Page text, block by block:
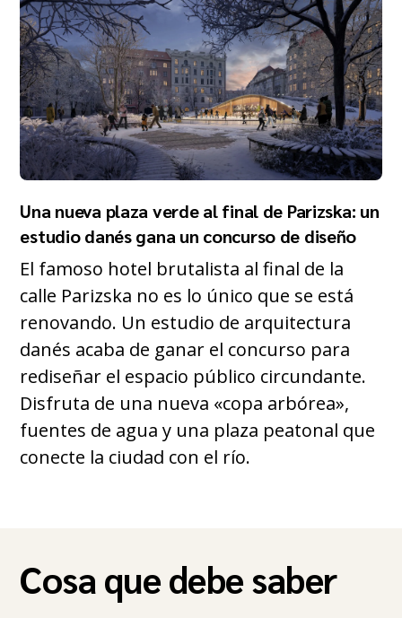
Una nueva plaza verde al final de Parizska: un
estudio danés gana un concurso de diseño
El famoso hotel brutalista al final de la
calle Parizska no es lo único que se está
renovando. Un estudio de arquitectura
danés acaba de ganar el concurso para
rediseñar el espacio público circundante.
Disfruta de una nueva «copa arbórea»,
fuentes de agua y una plaza peatonal que
conecte la ciudad con el río.
Cosa que debe saber